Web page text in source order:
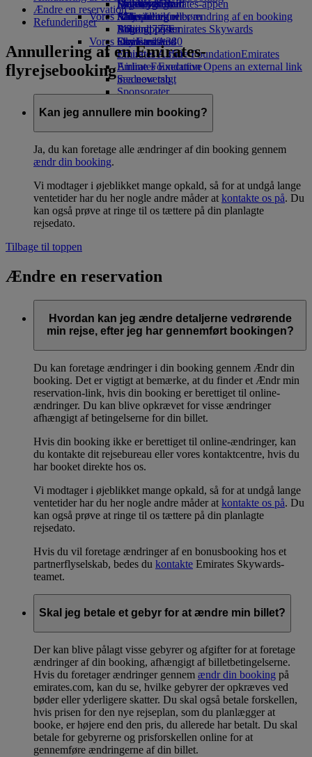
Drikkevarer
Vores flåde
Boeing 777
Emirates A380
Emirates A350
Emirates Executive
Sædeoversigt
Legetøj til børn
Aktiviteter for børn
Bæredygtighed
Miljøpolitik
Miljørapporter
Vores lokalsamfund
Emirates Airline FoundationEmirates
Airline Foundation Opens an external link
in a new tab
Sponsorater
Skywards Rail
Miles-beregner
Log ind på Emirates Skywards
Skywards+
Mobil og Emirates-appen
Afbestilling eller ændring af en booking
Afbrudt rejse
Om Emirates
Ændre en reservation
Refunderinger
Annullering af en Emirates-
flyrejsebooking
Kan jeg annullere min booking?
Ja, du kan foretage alle ændringer af din booking gennem
ændr din booking.
Vi modtager i øjeblikket mange opkald, så for at undgå lange
ventetider har du her nogle andre måder at kontakte os på. Du
kan også prøve at ringe til os tættere på din planlagte
rejsedato.
Tilbage til toppen
Ændre en reservation
Hvordan kan jeg ændre detaljerne vedrørende
min rejse, efter jeg har gennemført bookingen?
Du kan foretage ændringer i din booking gennem Ændr din
booking. Det er vigtigt at bemærke, at du finder et Ændr min
reservation-link, hvis din booking er berettiget til online-
ændringer. Du kan blive opkrævet for visse ændringer
afhængigt af betingelserne for din billet.
Hvis din booking ikke er berettiget til online-ændringer, kan
du kontakte dit rejsebureau eller vores kontaktcentre, hvis du
har booket direkte hos os.
Vi modtager i øjeblikket mange opkald, så for at undgå lange
ventetider har du her nogle andre måder at kontakte os på. Du
kan også prøve at ringe til os tættere på din planlagte
rejsedato.
Hvis du vil foretage ændringer af en bonusbooking hos et
partnerflyselskab, bedes du kontakte Emirates Skywards-
teamet.
Skal jeg betale et gebyr for at ændre min billet?
Der kan blive pålagt visse gebyrer og afgifter for at foretage
ændringer af din booking, afhængigt af billetbetingelserne.
Hvis du foretager ændringer gennem ændr din booking på
emirates.com, kan du se, hvilke gebyrer der opkræves ved
bøder eller yderligere skatter. Du skal også betale forskellen,
hvis prisen for den nye rejseplan, som du planlægger at
booke, er højere end den pris, du allerede har betalt. Du skal
betale for gebyrerne og prisforskellen online for at
gennemføre ændringerne af din billet.